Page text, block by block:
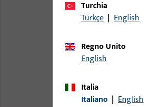
Turchia
Türkçe | English
Regno Unito
English
Italia
Italiano | English